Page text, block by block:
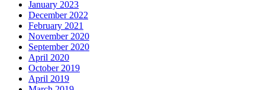
January 2023
December 2022
February 2021
November 2020
September 2020
April 2020
October 2019
April 2019